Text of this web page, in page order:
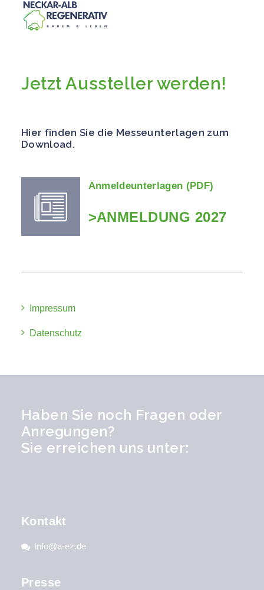
Jetzt Aussteller werden!
Hier finden Sie die Messeunterlagen zum
Download.
Anmeldeunterlagen (PDF)
>ANMELDUNG 2027
Impressum
Datenschutz
Haben Sie noch Fragen oder
Anregungen?
Sie erreichen uns unter:
Kontakt
info@a-ez.de
Presse